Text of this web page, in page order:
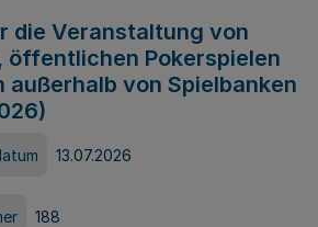
die Veranstaltung von
Pokerspielen
von Spielbanken
13.07.2026
188